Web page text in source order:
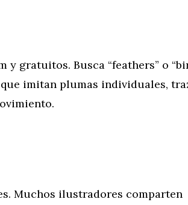
gratuitos. Busca “feathers” o
imitan plumas individuales,
Muchos ilustradores comparten